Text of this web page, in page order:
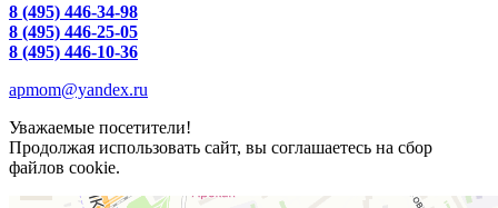
8 (495) 446-34-98
8 (495) 446-25-05
8 (495) 446-10-36
apmom@yandex.ru
Уважаемые посетители!
Продолжая использовать сайт, вы соглашаетесь на сбор
файлов cookie.